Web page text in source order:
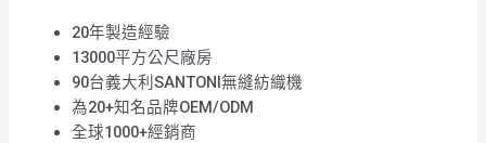
20年製造經驗
13000平方公尺廠房
90台義大利SANTONI無縫紡織機
為20+知名品牌OEM/ODM
全球1000+經銷商